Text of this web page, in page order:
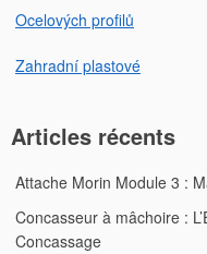
Ocelových profilů
Zahradní plastové
Articles récents
Attache Morin Module 3 :
Concasseur à mâchoire :
Concassage